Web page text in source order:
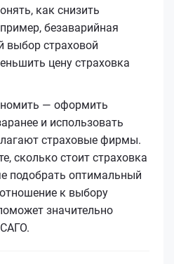
как снизить
безаварийная
выбор страховой
цену страховка
— оформить
и использовать
страховые фирмы.
сколько стоит страховка
подобрать оптимальный
к выбору
значительно